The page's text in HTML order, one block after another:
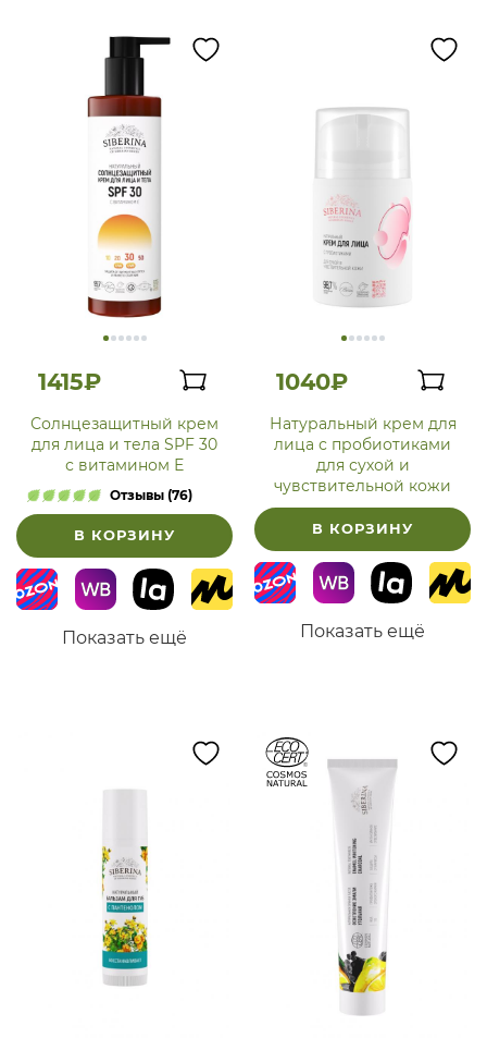
1415₽
Солнцезащитный крем
для лица и тела SPF 30
с витамином Е
Отзывы (76)
В КОРЗИНУ
Показать ещё
1040₽
Натуральный крем для
лица с пробиотиками
для сухой и
чувствительной кожи
В КОРЗИНУ
Показать ещё